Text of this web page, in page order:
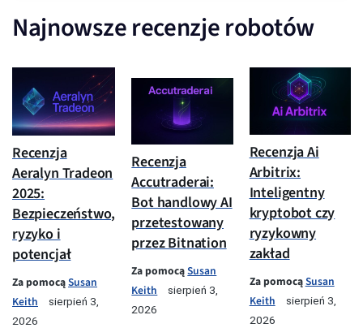
Najnowsze recenzje robotów
Recenzja
Aeralyn Tradeon
2025:
Bezpieczeństwo,
ryzyko i
potencjał
Za pomocąSusan
Keith
sierpień 3,
2026
Recenzja
Accutraderai:
Bot handlowy AI
przetestowany
przez Bitnation
Za pomocąSusan
Keith
sierpień 3,
2026
Recenzja Ai
Arbitrix:
Inteligentny
kryptobot czy
ryzykowny
zakład
Za pomocąSusan
Keith
sierpień 3,
2026